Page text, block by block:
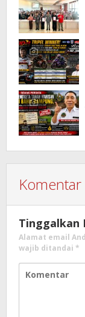
Komentar
Tinggalkan
Alamat email
wajib ditandai *